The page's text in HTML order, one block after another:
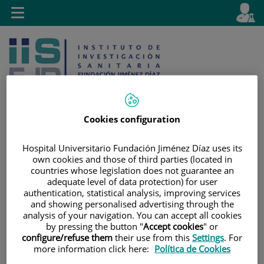
Jump to content
Language
Active
en
Search
Toggle
navigation
Cookies configuration
Hospital Universitario Fundación Jiménez Díaz uses its
own cookies and those of third parties (located in
countries whose legislation does not guarantee an
adequate level of data protection) for user
authentication, statistical analysis, improving services
and showing personalised advertising through the
analysis of your navigation. You can accept all cookies
by pressing the button "Accept cookies" or
configure/refuse them their use from this Settings. For
more information click here: Política de Cookies